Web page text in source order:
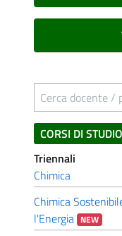
Cerca docente /
CORSI DI STUDIO
Triennali
Chimica
Chimica
l'Energia NEW